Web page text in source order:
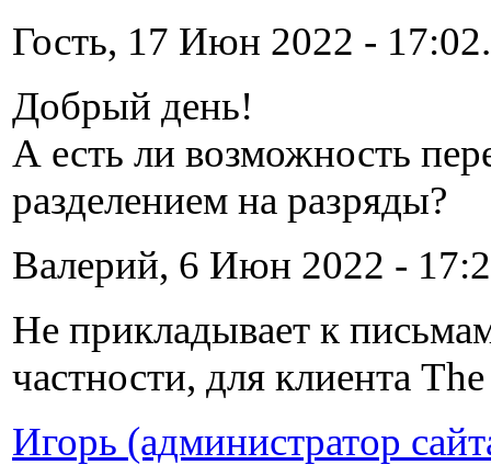
Гость, 17 Июн 2022 - 17:02.
Добрый день!
А есть ли возможность
разделением на разряды?
Валерий, 6 Июн 2022 -
Не прикладывает к
частности, для клиента
Игорь (администратор